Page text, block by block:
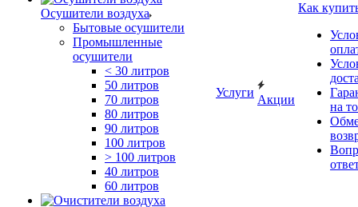
Осушители воздуха
Бытовые осушители
Промышленные
осушители
< 30 литров
50 литров
70 литров
80 литров
90 литров
100 литров
> 100 литров
40 литров
60 литров
Услуги
Акции
Как
на